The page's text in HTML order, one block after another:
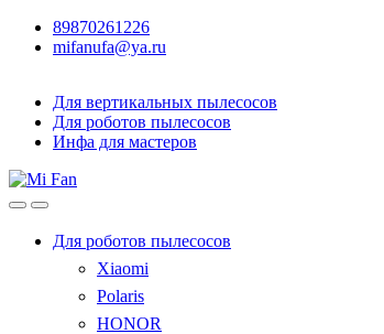
89870261226
mifanufa@ya.ru
Для вертикальных пылесосов
Для роботов пылесосов
Инфа для мастеров
Для роботов пылесосов
Xiaomi
Polaris
HONOR